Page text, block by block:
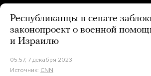
Республиканцы в сенате
законопроект о военной
и Израилю
05:57, 7 декабря 2023
Источник: CNN